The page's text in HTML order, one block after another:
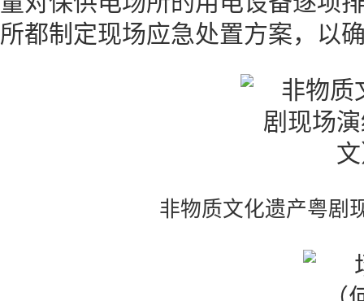
所都制定现场应急处置方案，以
非物质文化遗产粤剧